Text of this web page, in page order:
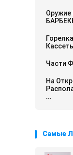
Оружие
Части
На
...
Самые